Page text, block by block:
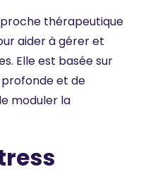
thérapeutique
aider à gérer et
Elle est basée sur
et de
moduler la